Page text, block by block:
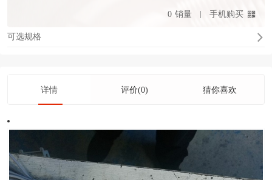
0 销量 手机购买
可选规格
详情 评价(0) 猜你喜欢